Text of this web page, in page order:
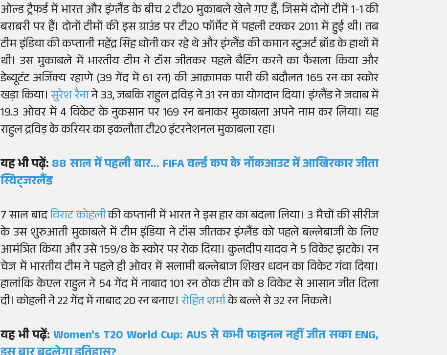
ओल्ड ट्रैफर्ड में भारत और इंग्लैंड के बीच 2 टी20 मुकाबले खेले गए हैं, जिसमें दोनों टीमें 1-1 की
बराबरी पर हैं। दोनों टीमों की इस ग्राउंड पर टी20 फॉर्मेट में पहली टक्कर 2011 में हुई थी। तब
टीम इंडिया की कप्तानी महेंद्र सिंह धोनी कर रहे थे और इंग्लैंड की कमान स्टुअर्ट ब्रॉड के हाथों में
थी। उस मुकाबले में भारतीय टीम ने टॉस जीतकर पहले बैटिंग करने का फैसला किया और
डेब्यूटंट अजिंक्य रहाणे (39 गेंद में 61 रन) की आक्रामक पारी की बदौलत 165 रन का स्कोर
खड़ा किया।सुरेश रैनाने 33, जबकि राहुल द्रविड़ ने 31 रन का योगदान दिया। इंग्लैंड ने जवाब में
19.3 ओवर में 4 विकेट के नुकसान पर 169 रन बनाकर मुकाबला अपने नाम कर लिया। यह
राहुल द्रविड़ के करियर का इकलौता टी20 इंटरनेशनल मुकाबला रहा।
यह भी पढ़ें:88 साल में पहली बार... FIFA वर्ल्ड कप के नॉकआउट में आखिरकार जीता
स्विट्जरलैंड
7 साल बादविराट कोहलीकी कप्तानी में भारत ने इस हार का बदला लिया। 3 मैचों की सीरीज
के उस शुरुआती मुकाबले में टीम इंडिया ने टॉस जीतकर इंग्लैंड को पहले बल्लेबाजी के लिए
आमंत्रित किया और उसे 159/8 के स्कोर पर रोक दिया। कुलदीप यादव ने 5 विकेट झटके। रन
चेज में भारतीय टीम ने पहले ही ओवर में सलामी बल्लेबाज शिखर धवन का विकेट गंवा दिया।
हालांकि केएल राहुल ने 54 गेंद में नाबाद 101 रन ठोक टीम को 8 विकेट से आसान जीत दिला
दी। कोहली ने 22 गेंद में नाबाद 20 रन बनाए।रोहित शर्माके बल्ले से 32 रन निकले।
यह भी पढ़ें:Women's T20 World Cup: AUS से कभी फाइनल नहीं जीत सका ENG,